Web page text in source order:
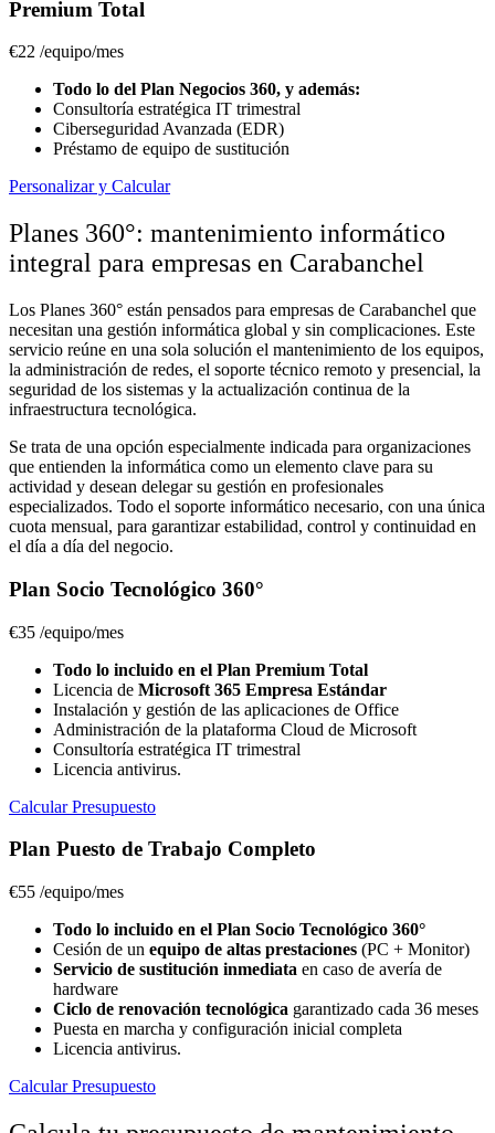
Premium Total
€22 /equipo/mes
Todo lo del Plan Negocios 360, y además:
Consultoría estratégica IT trimestral
Ciberseguridad Avanzada (EDR)
Préstamo de equipo de sustitución
Personalizar y Calcular
Planes 360°: mantenimiento informático
integral para empresas en Carabanchel
Los Planes 360° están pensados para empresas de Carabanchel que
necesitan una gestión informática global y sin complicaciones. Este
servicio reúne en una sola solución el mantenimiento de los equipos,
la administración de redes, el soporte técnico remoto y presencial, la
seguridad de los sistemas y la actualización continua de la
infraestructura tecnológica.
Se trata de una opción especialmente indicada para organizaciones
que entienden la informática como un elemento clave para su
actividad y desean delegar su gestión en profesionales
especializados. Todo el soporte informático necesario, con una única
cuota mensual, para garantizar estabilidad, control y continuidad en
el día a día del negocio.
Plan Socio Tecnológico 360°
€35 /equipo/mes
Todo lo incluido en el Plan Premium Total
Licencia de Microsoft 365 Empresa Estándar
Instalación y gestión de las aplicaciones de Office
Administración de la plataforma Cloud de Microsoft
Consultoría estratégica IT trimestral
Licencia antivirus.
Calcular Presupuesto
Plan Puesto de Trabajo Completo
€55 /equipo/mes
Todo lo incluido en el Plan Socio Tecnológico 360°
Cesión de un equipo de altas prestaciones (PC + Monitor)
Servicio de sustitución inmediata en caso de avería de
hardware
Ciclo de renovación tecnológica garantizado cada 36 meses
Puesta en marcha y configuración inicial completa
Licencia antivirus.
Calcular Presupuesto